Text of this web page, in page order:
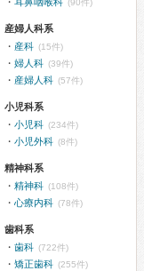
(90件)
産婦人科系
産科 (15件)
婦人科 (39件)
産婦人科 (57件)
小児科系
小児科 (234件)
小児外科 (8件)
精神科系
精神科 (108件)
心療内科 (78件)
歯科系
歯科 (722件)
矯正歯科 (255件)